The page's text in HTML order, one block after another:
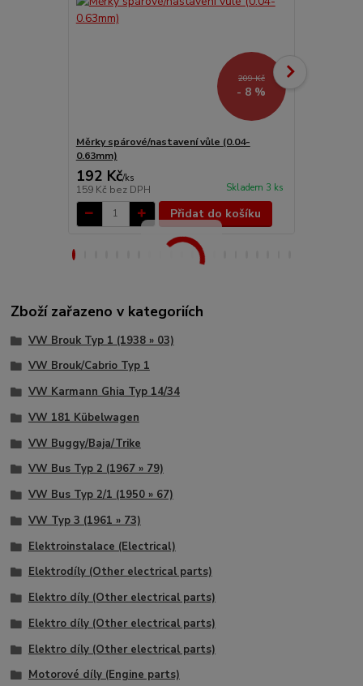
209 Kč
- 8 %
Měrky spárové/nastavení vůle (0.04-
0.63mm)
192 Kč/ks
159 Kč bez DPH Skladem 3 ks
Přidat do košíku
Zboží zařazeno v kategoriích
VW Brouk Typ 1 (1938 » 03)
VW Brouk/Cabrio Typ 1
VW Karmann Ghia Typ 14/34
VW 181 Kübelwagen
VW Buggy/Baja/Trike
VW Bus Typ 2 (1967 » 79)
VW Bus Typ 2/1 (1950 » 67)
VW Typ 3 (1961 » 73)
Elektroinstalace (Electrical)
Elektrodíly (Other electrical parts)
Elektro díly (Other electrical parts)
Elektro díly (Other electrical parts)
Elektro díly (Other electrical parts)
Motorové díly (Engine parts)